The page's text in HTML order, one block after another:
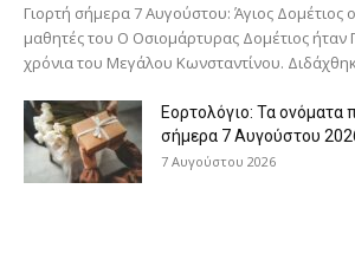
Γιορτή σήμερα 7 Αυγούστου: Άγιος Δομέτιος
μαθητές του Ο Oσιομάρτυρας Δομέτιος ήταν
χρόνια του Μεγάλου Κωνσταντίνου.
Εορτολόγιο: Τα ονόματα
σήμερα 7 Αυγούστου
7 Αυγούστου 2026